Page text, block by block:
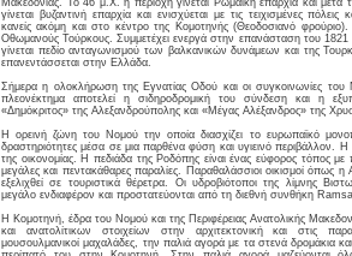
Μακεδονίας. Το 46 μ.Χ. η περιοχή γίνεται Ρωμαϊκή επαρχία και
γίνεται βυζαντινή επαρχία και ενισχύεται με τις τειχισμένες
κανείς ακόμη και στο κέντρο της Κομοτηνής (Θεοδοσιανό
Οθωμανούς Τούρκους. Συμμετέχει ενεργά στην επανάσταση του
γίνεται πεδίο ανταγωνισμού των βαλκανικών δυνάμεων και της
επανεντάσσεται στην Ελλάδα.
Σήμερα η ολοκλήρωση της Εγνατίας Οδού και οι συγκοινωνίες του
πλεονέκτημα αποτελεί η σιδηροδρομική του σύνδεση και η
«Δημόκριτος» της Αλεξανδρούπολης και «Μέγας Αλέξανδρος» της
Η ορεινή ζώνη του Νομού την οποία διασχίζει το ευρωπαϊκό
δραστηριότητες μέσα σε μια παρθένα φύση και υγιεινό περιβάλλον.
της οικονομίας. Η πεδιάδα της Ροδόπης είναι ένας εύφορος τόπος με
μεγάλες και πεντακάθαρες παραλίες. Παραθαλάσσιοι οικισμοί
εξελιχθεί σε τουριστικά θέρετρα. Οι υδροβιότοποι της λίμνης
μεγάλο ενδιαφέρον και προστατεύονται από τη διεθνή συνθήκη
Η Κομοτηνή, έδρα του Νομού και της Περιφέρειας Ανατολικής
και ανατολίτικων στοιχείων στην αρχιτεκτονική και στις
μουσουλμανικοί μαχαλάδες, την παλιά αγορά με τα στενά δρομάκια